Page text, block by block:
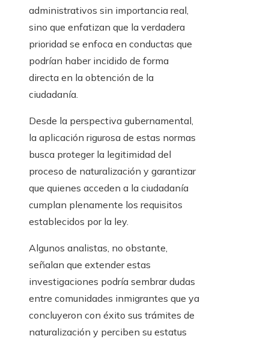
administrativos sin importancia real,
sino que enfatizan que la verdadera
prioridad se enfoca en conductas que
podrían haber incidido de forma
directa en la obtención de la
ciudadanía.
Desde la perspectiva gubernamental,
la aplicación rigurosa de estas normas
busca proteger la legitimidad del
proceso de naturalización y garantizar
que quienes acceden a la ciudadanía
cumplan plenamente los requisitos
establecidos por la ley.
Algunos analistas, no obstante,
señalan que extender estas
investigaciones podría sembrar dudas
entre comunidades inmigrantes que ya
concluyeron con éxito sus trámites de
naturalización y perciben su estatus